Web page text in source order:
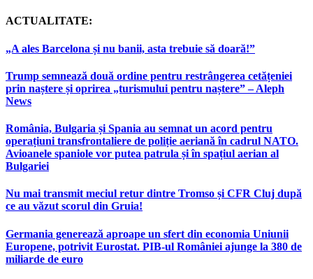
ACTUALITATE:
„A ales Barcelona și nu banii, asta trebuie să doară!”
Trump semnează două ordine pentru restrângerea cetățeniei
prin naștere și oprirea „turismului pentru naștere” – Aleph
News
România, Bulgaria și Spania au semnat un acord pentru
operațiuni transfrontaliere de poliție aeriană în cadrul NATO.
Avioanele spaniole vor putea patrula și în spațiul aerian al
Bulgariei
Nu mai transmit meciul retur dintre Tromso și CFR Cluj după
ce au văzut scorul din Gruia!
Germania generează aproape un sfert din economia Uniunii
Europene, potrivit Eurostat. PIB-ul României ajunge la 380 de
miliarde de euro